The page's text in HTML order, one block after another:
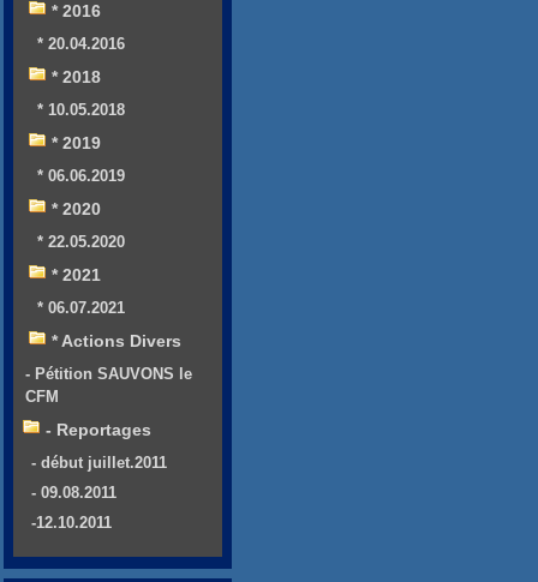
* 2016
* 20.04.2016
* 2018
* 10.05.2018
* 2019
* 06.06.2019
* 2020
* 22.05.2020
* 2021
* 06.07.2021
* Actions Divers
- Pétition SAUVONS le
CFM
- Reportages
- début juillet.2011
- 09.08.2011
-12.10.2011